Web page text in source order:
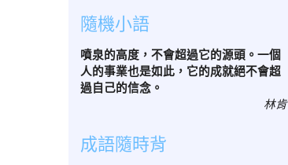
隨機小語
噴泉的高度，不會超過它的源頭。一個
人的事業也是如此，它的成就絕不會超
過自己的信念。
林肯
成語隨時背